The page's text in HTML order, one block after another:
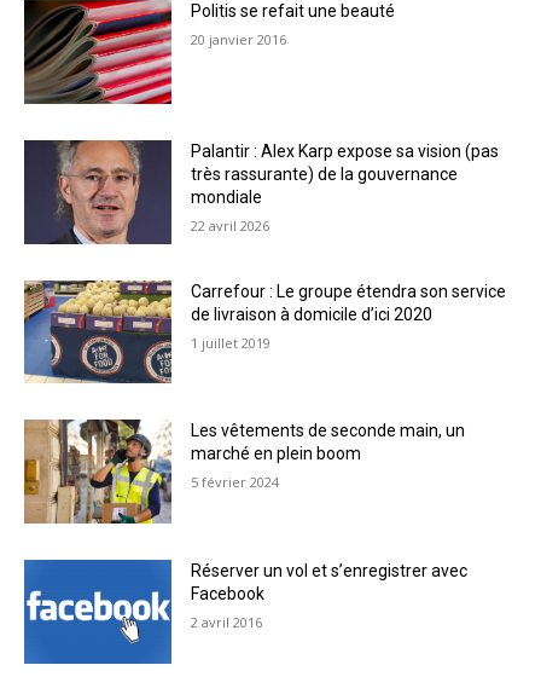
Politis se refait une beauté
20 janvier 2016
Palantir : Alex Karp expose sa vision (pas
très rassurante) de la gouvernance
mondiale
22 avril 2026
Carrefour : Le groupe étendra son service
de livraison à domicile d’ici 2020
1 juillet 2019
Les vêtements de seconde main, un
marché en plein boom
5 février 2024
Réserver un vol et s’enregistrer avec
Facebook
2 avril 2016